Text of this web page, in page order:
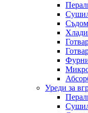
Уреди за